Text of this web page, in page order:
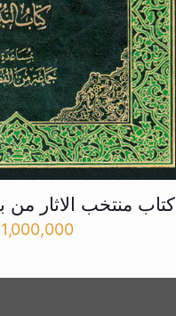
کتاب منتخب الاثار من
1,000,000